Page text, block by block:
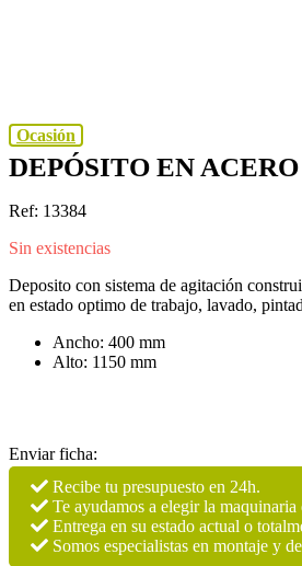
Ocasión
DEPÓSITO EN
Ref: 13384
Sin existencias
Deposito con sistema de agitación
en estado optimo de trabajo, lavado,
Ancho: 400 mm
Alto: 1150 mm
Enviar ficha:
Recibe tu presupuesto en 24h.
Te ayudamos a elegir la maquinaria
Entrega en su estado actual o
Somos especialistas en montaje y